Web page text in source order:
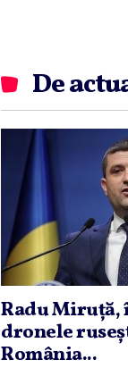
De
Radu Miruţă,
dronele
România...